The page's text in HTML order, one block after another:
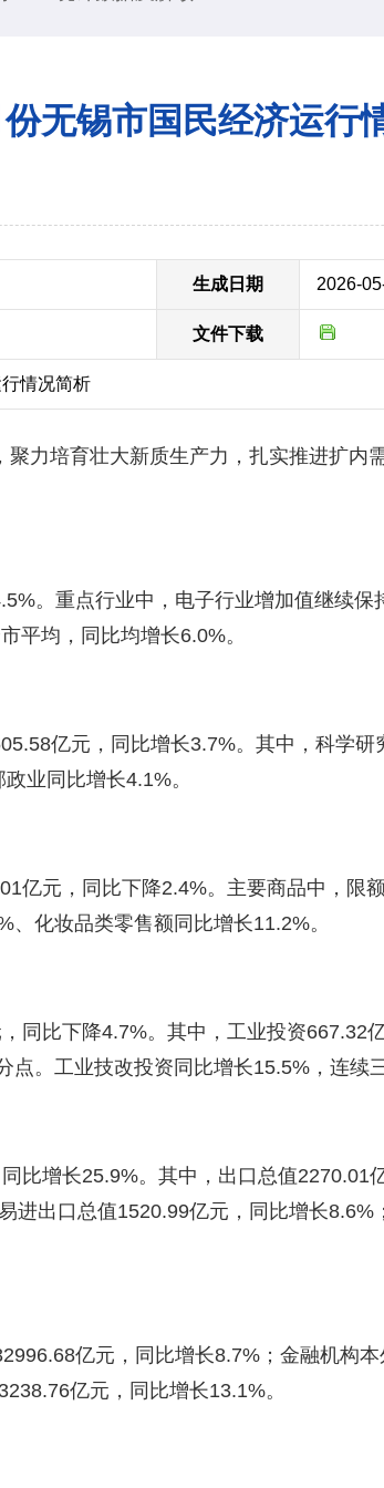
份无锡市国民经济运行
生成日期 2026-
文件下载
情况简析
培育壮大新质生产力，扎实推进扩内
。重点行业中，电子行业增加值继续保
平均，同比均增长6.0%。
亿元，同比增长3.7%。其中，科学研
业同比增长4.1%。
元，同比下降2.4%。主要商品中，限
化妆品类零售额同比增长11.2%。
比下降4.7%。其中，工业投资667.32
。工业技改投资同比增长15.5%，连续
增长25.9%。其中，出口总值2270.01
进出口总值1520.99亿元，同比增长8.6%
亿元，同比增长8.7%；金融机构本
亿元，同比增长13.1%。